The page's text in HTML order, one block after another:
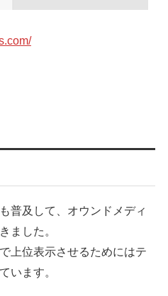
普及して、オウンドメディ
ました。
上位表示させるためにはテ
います。